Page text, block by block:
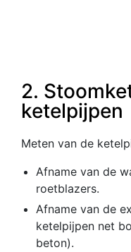
2.
ketelpijpen
Meten van de
Afname van de
roetblazers.
Afname van de
ketelpijpen net
beton).